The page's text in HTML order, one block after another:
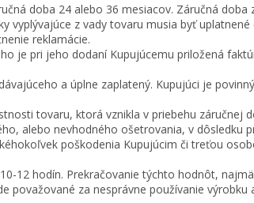
doba 24 alebo 36 mesiacov. Záručná doba
vyplývajúce z vady tovaru musia byť
reklamácie.
je pri jeho dodaní Kupujúcemu priložená
a úplne zaplatený. Kupujúci je
tovaru, ktorá vznikla v priebehu záručnej
alebo nevhodného ošetrovania, v dôsledku
poškodenia Kupujúcim či treťou
12 hodín. Prekračovanie týchto hodnôt,
považované za nesprávne používanie výrobku